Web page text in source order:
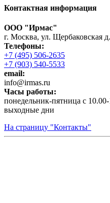
Контактная информация
ООО "Ирмас"
г. Москва, ул. Щербаковская
Телефоны:
+7 (495) 506-2635
+7 (903) 540-5533
email:
infо@irmas.ru
Часы работы:
понедельник-пятница с
выходные дни
На страницу "Контакты"